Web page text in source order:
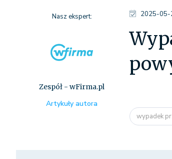
2025-05-
wypadek
Nasz ekspert:
Zespół - wFirma.pl
Artykuły autora